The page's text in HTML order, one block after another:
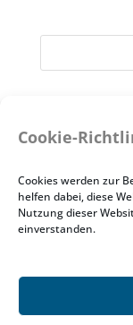
Cookie-
Cookies werden zur
helfen dabei, diese
Nutzung dieser
einverstanden.
Zur Zeit sind
Scheuergasse,
Bepflanzung